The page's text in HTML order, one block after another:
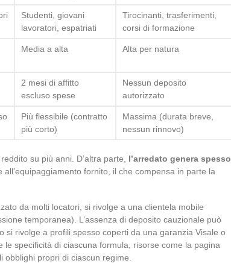
Studenti, giovani
lavoratori, espatriati
Tirocinanti, trasferimenti,
corsi di formazione
Media a alta Alta per natura
2 mesi di affitto
escluso spese
Nessun deposito
autorizzato
Più flessibile (contratto
più corto)
Massima (durata breve,
nessun rinnovo)
su più anni. D’altra parte, l’arredato genera spesso
all’equipaggiamento fornito, il che compensa in parte la
da molti locatori, si rivolge a una clientela mobile
temporanea). L’assenza di deposito cauzionale può
si rivolge a profili spesso coperti da una garanzia Visale o
specificità di ciascuna formula, risorse come la pagina
obblighi propri di ciascun regime.